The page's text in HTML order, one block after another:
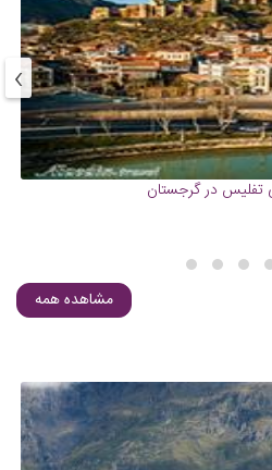
تفلیس در گرجستان
›
مشاهده همه